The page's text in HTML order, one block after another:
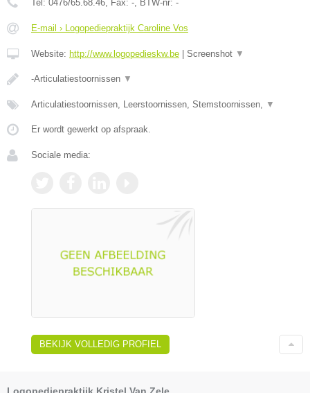
Tel: 0476/65.68.46, Fax: -, BTW-nr: -
E-mail › Logopediepraktijk Caroline Vos
Website: http://www.logopedieskw.be Screenshot ▼
-Articulatiestoornissen ▼
Articulatiestoornissen, Leerstoornissen, Stemstoornissen, ▼
Er wordt gewerkt op afspraak.
Sociale media:
BEKIJK VOLLEDIG PROFIEL
Logopediepraktijk Kristel Van Zele